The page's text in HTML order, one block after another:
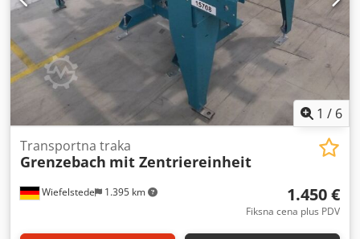
1 / 6
Wiefelstede 1.395 km
Transportna traka
Grenzebach mit Zentriereinheit
1.450 €
Fiksna cena plus PDV